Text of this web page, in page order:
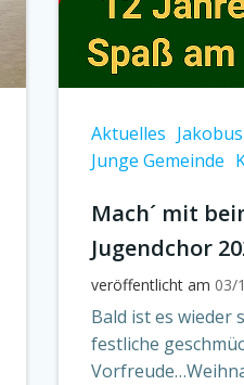
Aktuelles
Junge Gemeinde
Mach´ mit
Jugendchor
veröffentlicht am 03/
Bald ist es wieder
festliche